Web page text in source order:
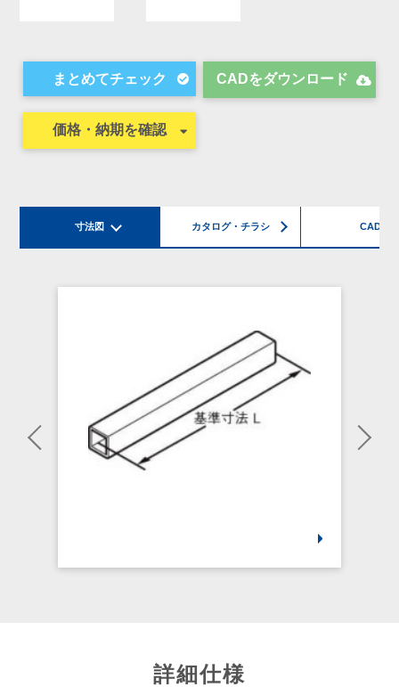
CADをダウンロード
価格・納期を確認
寸法図 カタログ・チラシ CAD
詳細仕様